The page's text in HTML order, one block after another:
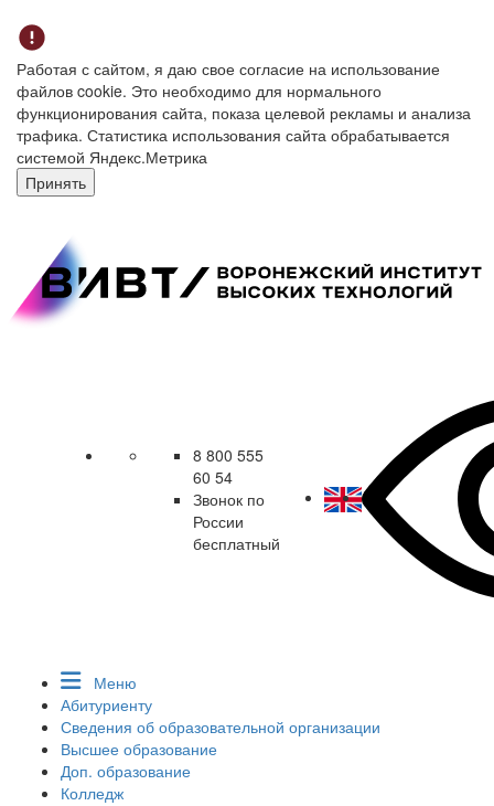
Работая с сайтом, я даю свое согласие на использование
файлов cookie. Это необходимо для нормального
функционирования сайта, показа целевой рекламы и анализа
трафика. Статистика использования сайта обрабатывается
системой Яндекс.Метрика
Принять
8 800 555
60 54
Звонок по
России
бесплатный
Меню
Абитуриенту
Сведения об образовательной организации
Высшее образование
Доп. образование
Колледж